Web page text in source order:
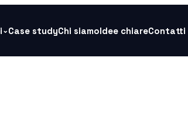
⌄Case studyChi siamoIdee chiareContatti